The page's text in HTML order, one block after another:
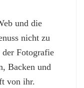
und die
nicht zu
der Fotografie
Backen und
von ihr.